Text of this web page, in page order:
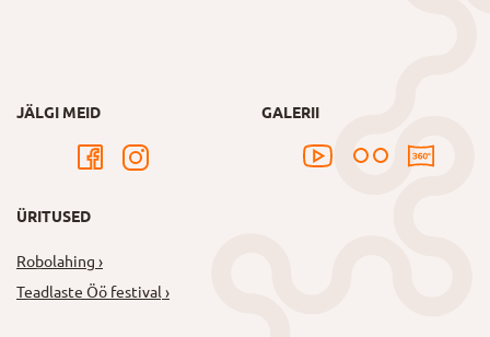
JÄLGI MEID GALERII
ÜRITUSED
Robolahing
Teadlaste Öö festival